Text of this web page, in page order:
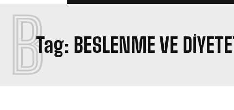
Tag: BESLENME VE
B